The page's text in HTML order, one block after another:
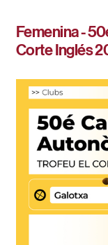
Femenina -
Corte Inglés